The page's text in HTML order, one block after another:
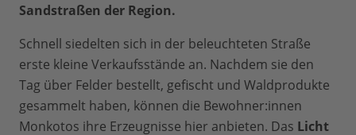
Sandstraßen der Region.
Schnell siedelten sich in der beleuchteten Straße
erste kleine Verkaufsstände an. Nachdem sie den
Tag über Felder bestellt, gefischt und Waldprodukte
gesammelt haben, können die Bewohner:innen
Monkotos ihre Erzeugnisse hier anbieten. Das Licht